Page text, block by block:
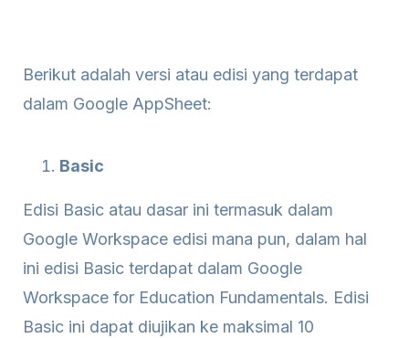
Berikut adalah versi atau edisi yang terdapat
dalam Google AppSheet:
Basic
Edisi Basic atau dasar ini termasuk dalam
Google Workspace edisi mana pun, dalam hal
ini edisi Basic terdapat dalam Google
Workspace for Education Fundamentals. Edisi
Basic ini dapat diujikan ke maksimal 10